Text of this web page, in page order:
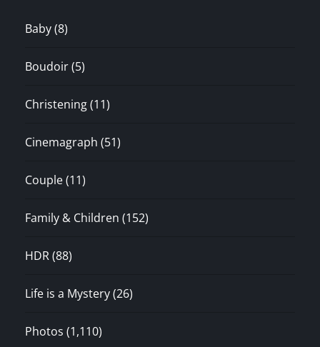
Baby(8)
Boudoir(5)
Christening(11)
Cinemagraph (51)
Couple(11)
Family & Children (152)
HDR(88)
Life is a Mystery(26)
Photos (1,110)